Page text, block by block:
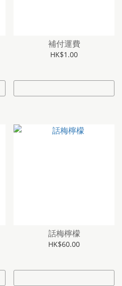
補付運費
HK$1.00
話梅檸檬
HK$60.00